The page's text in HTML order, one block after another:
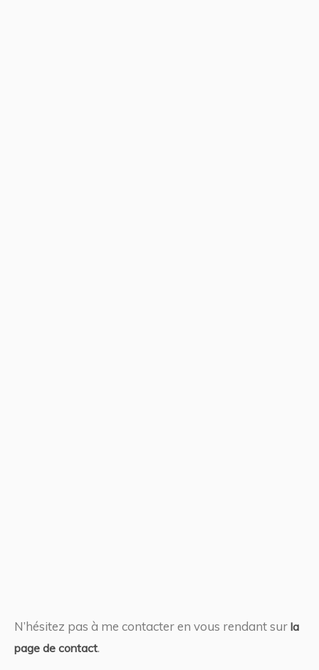
N’hésitez pas à me contacter en vous rendant surla
page de contact.